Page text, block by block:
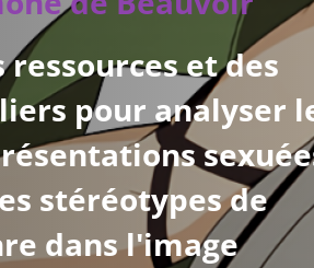
ressources et des
pour analyser
stéréotypes de
dans l'image